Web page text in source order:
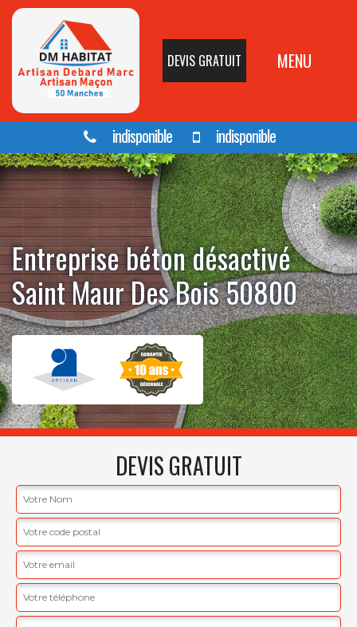
DEVIS GRATUIT MENU
indisponible indisponible
Entreprise béton désactivé
Saint Maur Des Bois 50800
DEVIS GRATUIT